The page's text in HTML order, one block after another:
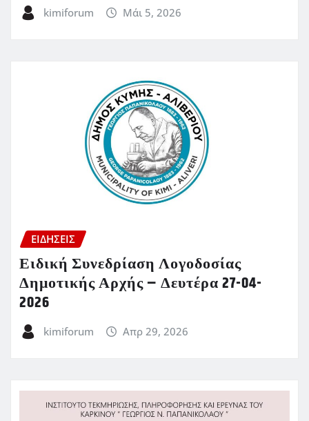
kimiforum Μάι 5, 2026
ΕΙΔΗΣΕΙΣ
Ειδική Συνεδρίαση Λογοδοσίας
Δημοτικής Αρχής – Δευτέρα 27-04-
2026
kimiforum Απρ 29, 2026